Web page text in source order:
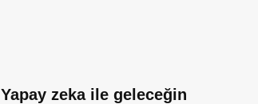
Yapay zeka ile geleceğin